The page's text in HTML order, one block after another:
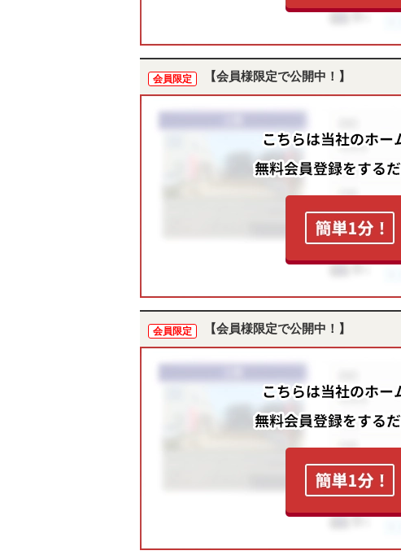
会員限定 【会員様限定で公開中！】
会員限定 【会員様限定で公開中！】